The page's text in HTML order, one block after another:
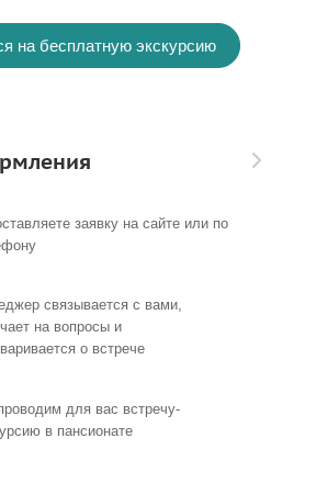
на бесплатную экскурсию
заявку на сайте или по
связывается с вами,
на вопросы и
о встрече
для вас встречу-
в пансионате